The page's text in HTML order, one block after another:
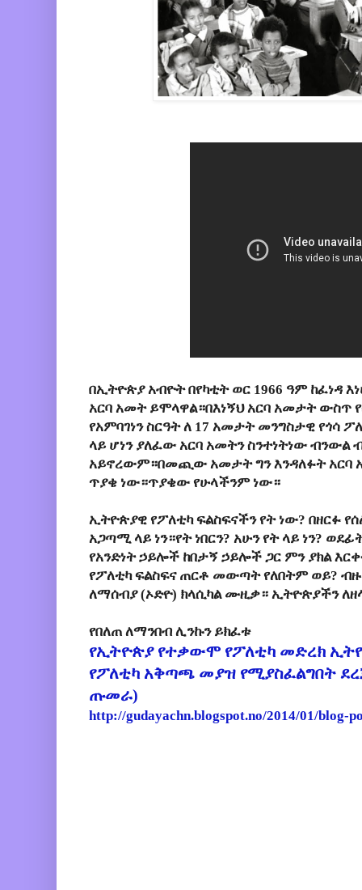
በኢትዮጵያ አብዮት በየካቲት ወር 1966 ዓም ከፈነዳ
አርባ አመት ይሞላዋል።በእነኝህ አርባ አመታት ውስጥ
የአምባገነን ስርዓት ለ 17 አመታት መንግስታዊ የጎሳ
ላይ ሆነን ያለፈው አርባ አመትን ስንተነትነው ብንውል
አይኖረውም።በመጪው አመታት ግን እንዳለፉት አርባ
ጥያቄ ነው።ጥያቄው የሁላችንም ነው።
ኢትዮጵያዊ የፖለቲካ ፍልስፍናችን የት ነው? በዘርፉ
አጋጣሚ ላይ ነን።የት ነበርን? አሁን የት ላይ ነን?
የአንድነት ኃይሎች ከበታኝ ኃይሎች ጋር ምን ያክል
የፖለቲካ ፍልስፍና ጠርቶ መውጣት የለበትም ወይ?
ለማሰብያ (ኦድዮ) ክላሲካል ሙዚቃ። ኢትዮጵያችን
የበለጠ ለማንበብ ሊንኩን ይክፈቱ
የኢትዮጵያ የተቃውሞ የፖለቲካ መድረክ
የፖለቲካ አቅጣጫ መያዝ የሚያስፈልግበት
ጡመራ)
http://gudayachn.blogspot.no/2014/01/blog-